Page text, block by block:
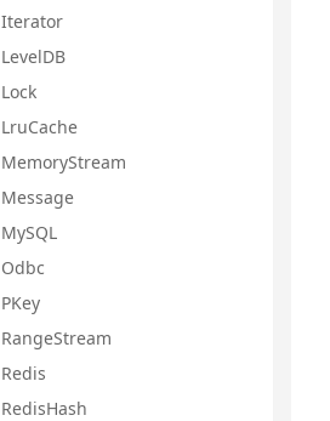
Iterator
LevelDB
Lock
LruCache
MemoryStream
Message
MySQL
Odbc
PKey
RangeStream
Redis
RedisHash